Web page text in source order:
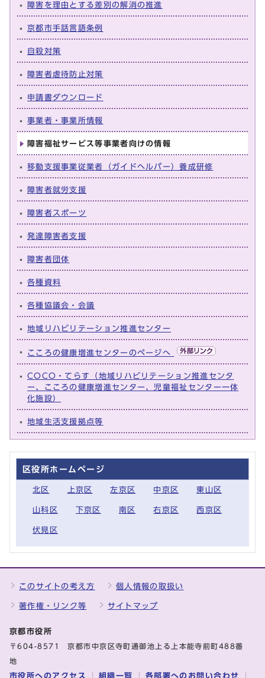
障害を理由とする差別の解消の推進
京都市手話言語条例
自殺対策
障害者虐待防止対策
申請書ダウンロード
事業者・事業所情報
障害福祉サービス等事業者向けの情報
移動支援事業従業者（ガイドヘルパー）養成研修
障害者就労支援
障害者スポーツ
発達障害者支援
障害者団体
各種資料
各種協議会・会議
地域リハビリテーション推進センター
こころの健康増進センターのページへ
COCO・てらす（地域リハビリテーション推進センタ
ー、こころの健康増進センター、児童福祉センター一体
化施設）
地域生活支援拠点等
区役所ホームページ
北区 上京区 左京区 中京区 東山区
山科区 下京区 南区 右京区 西京区
伏見区
このサイトの考え方 個人情報の取扱い
著作権・リンク等 サイトマップ
京都市役所
〒604-8571 京都市中京区寺町通御池上る上本能寺前町488番
地
市役所へのアクセス 組織一覧 各部署へのお問い合わせ